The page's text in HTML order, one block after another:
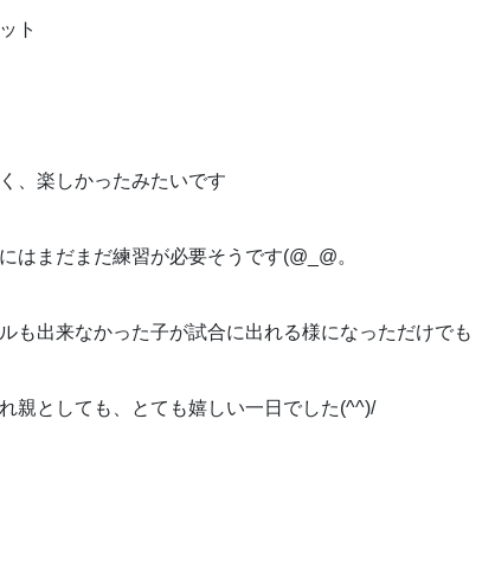
ト
、楽しかったみたいです
にはまだまだ練習が必要そうです(@_@。
も出来なかった子が試合に出れる様になっただけでも
親としても、とても嬉しい一日でした(^^)/